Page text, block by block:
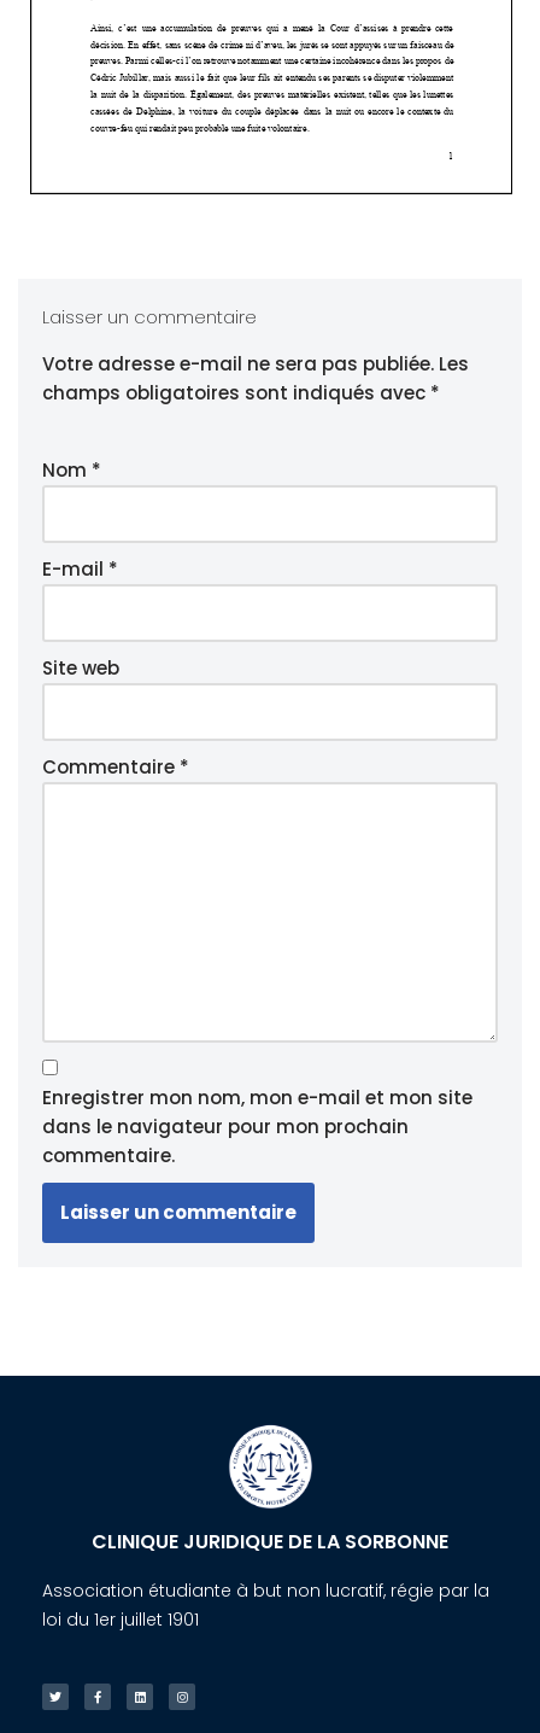
Laisser un commentaire
Votre adresse e-mail ne sera pas publiée. Les
champs obligatoires sont indiqués avec *
Nom *
E-mail *
Site web
Commentaire *
Enregistrer mon nom, mon e-mail et mon site
dans le navigateur pour mon prochain
commentaire.
CLINIQUE JURIDIQUE DE LA SORBONNE
Association étudiante à but non lucratif, régie par la
loi du 1er juillet 1901